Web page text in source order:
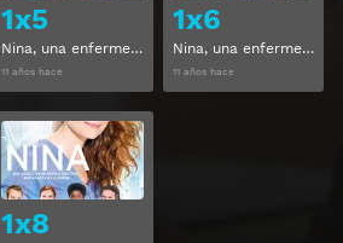
1x5
Nina, una enfermera diferente Temporada 1 Capitulo 5
11 años hace
1x6
Nina, una enfermera diferente Temporada 1 Capitulo 6
11 años hace
Ver
1x8